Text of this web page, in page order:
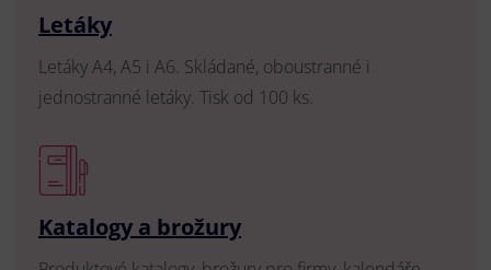
Letáky
Letáky A4, A5 i A6. Skládané, oboustranné i
jednostranné letáky. Tisk od 100 ks.
Katalogy a brožury